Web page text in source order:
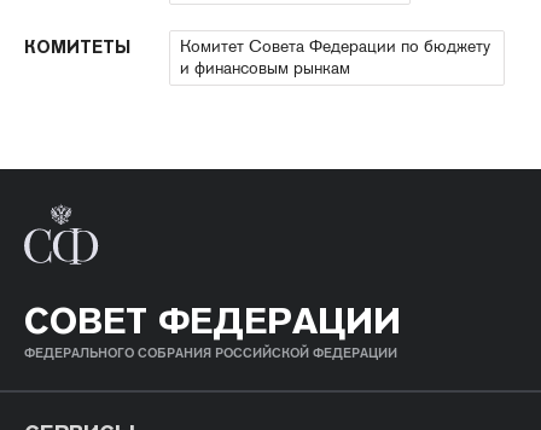
КОМИТЕТЫ
Комитет Совета Федерации по бюджету
и финансовым рынкам
СОВЕТ ФЕДЕРАЦИИ
ФЕДЕРАЛЬНОГО СОБРАНИЯ РОССИЙСКОЙ ФЕДЕРАЦИИ